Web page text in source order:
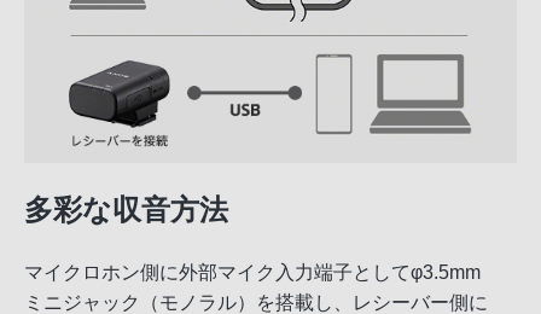
多彩な収音方法
マイクロホン側に外部マイク入力端子としてφ3.5mm
ミニジャック（モノラル）を搭載し、レシーバー側に